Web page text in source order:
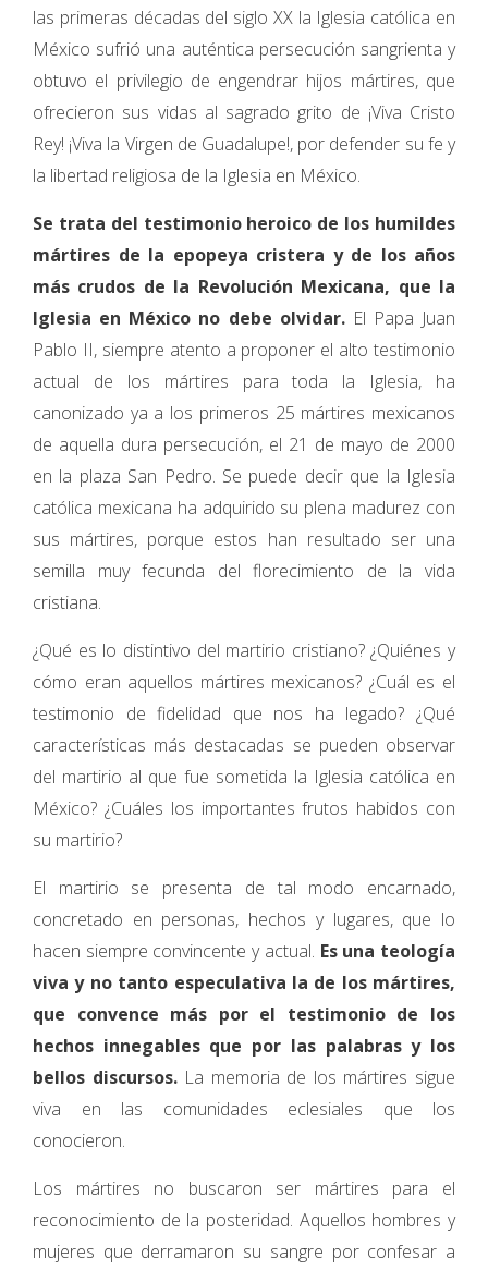
las primeras décadas del siglo XX la Iglesia católica en
México sufrió una auténtica per­secución sangrienta y
obtuvo el privilegio de engendrar hijos mártires, que
ofrecieron sus vidas al sagrado grito de ¡Viva Cristo
Rey! ¡Viva la Virgen de Guadalupe!, por defender su fe y
la libertad religiosa de la Iglesia en México.
Se trata del testimonio heroico de los humil­des
mártires de la epopeya cristera y de los años
más crudos de la Revolución Mexicana, que la
Iglesia en México no debe olvidar. El Papa Juan
Pablo II, siempre atento a propo­ner el alto testimonio
actual de los mártires para toda la Iglesia, ha
canonizado ya a los primeros 25 mártires mexicanos
de aquella dura persecución, el 21 de mayo de 2000
en la plaza San Pedro. Se puede decir que la Iglesia
católica mexicana ha adquirido su plena madurez con
sus mártires, porque estos han resultado ser una
semilla muy fecunda del florecimiento de la vida
cristiana.
¿Qué es lo distintivo del martirio cristiano? ¿Quiénes y
cómo eran aquellos mártires mexicanos? ¿Cuál es el
testimonio de fideli­dad que nos ha legado? ¿Qué
características más destacadas se pueden observar
del mar­tirio al que fue sometida la Iglesia católica en
México? ¿Cuáles los importantes frutos habidos con
su martirio?
El martirio se presenta de tal modo encar­nado,
concretado en personas, hechos y lu­gares, que lo
hacen siempre convincente y actual. Es una teología
viva y no tanto espe­culativa la de los mártires,
que convence más por el testimonio de los
hechos innegables que por las palabras y los
bellos discursos. La memoria de los mártires sigue
viva en las comunidades eclesiales que los
conocieron.
Los mártires no buscaron ser mártires para el
reconocimiento de la posteridad. Aquellos hombres y
mujeres que derramaron su san­gre por confesar a